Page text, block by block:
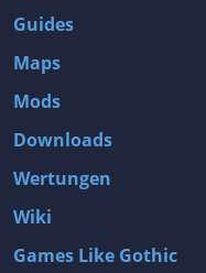
Guides
Maps
Mods
Downloads
Wertungen
Wiki
Games Like Gothic